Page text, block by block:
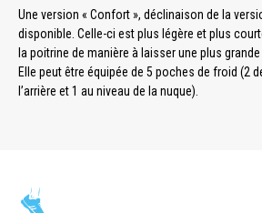
Une version « Confort », déclinaison de la
disponible. Celle-ci est plus légère et plus
la poitrine de manière à laisser une plus
Elle peut être équipée de 5 poches de froid (2
l’arrière et 1 au niveau de la nuque).